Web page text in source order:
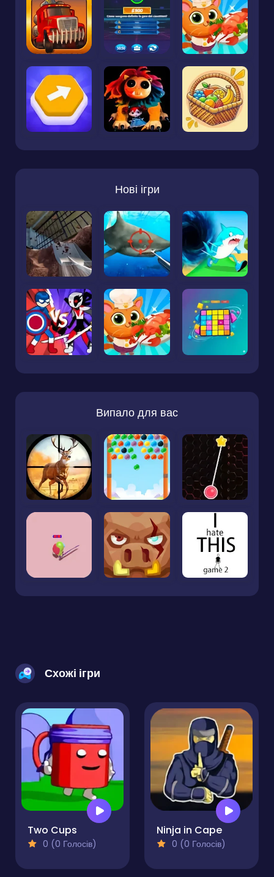
Нові ігри
Випало для вас
Схожі ігри
Two Cups
0 (0 Голосів)
Ninja in Cape
0 (0 Голосів)